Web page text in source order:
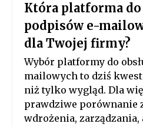
Która platforma
podpisów e-
dla Twojej firmy?
Wybór platformy do
mailowych to dziś
niż tylko wygląd. Dla
prawdziwe porównanie
wdrożenia,